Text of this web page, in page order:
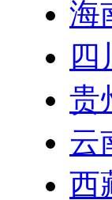
海
四
贵
云
西